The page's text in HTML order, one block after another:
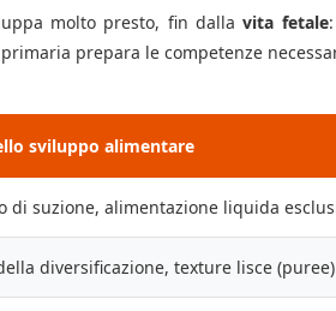
molto presto, fin dallavita fetale
prepara le competenze
sviluppo alimentare
di suzione, alimentazione liquida
diversificazione, texture lisce (puree)